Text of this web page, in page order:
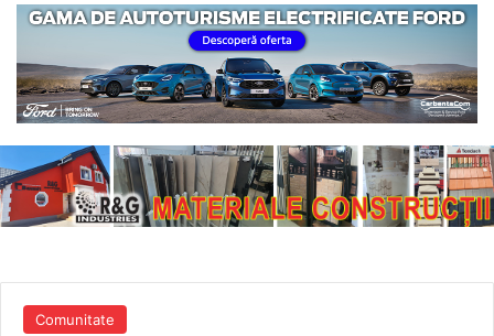
Comunitate